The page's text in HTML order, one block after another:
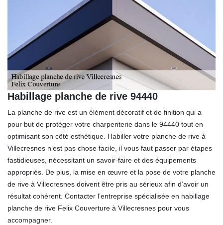
Habillage planche de rive 94440
La planche de rive est un élément décoratif et de finition qui a
pour but de protéger votre charpenterie dans le 94440 tout en
optimisant son côté esthétique. Habiller votre planche de rive à
Villecresnes n’est pas chose facile, il vous faut passer par étapes
fastidieuses, nécessitant un savoir-faire et des équipements
appropriés. De plus, la mise en œuvre et la pose de votre planche
de rive à Villecresnes doivent être pris au sérieux afin d’avoir un
résultat cohérent. Contacter l’entreprise spécialisée en habillage
planche de rive Felix Couverture à Villecresnes pour vous
accompagner.